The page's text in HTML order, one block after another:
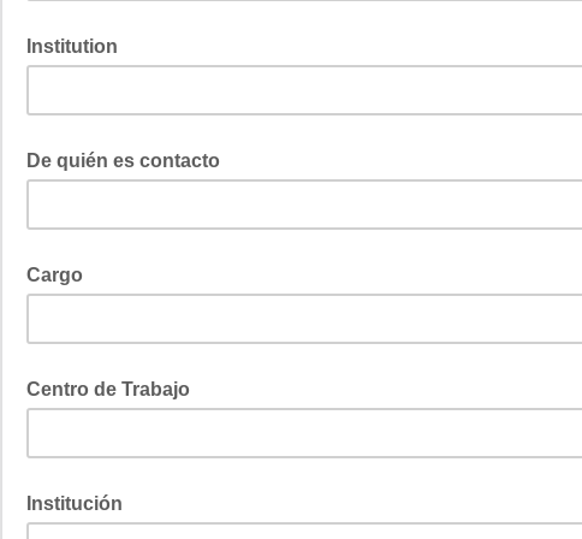
Institution
De quién es contacto
Cargo
Centro de Trabajo
Institución